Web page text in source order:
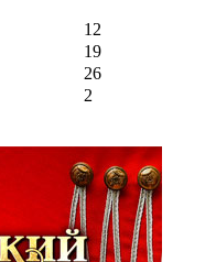
12
19
26
2